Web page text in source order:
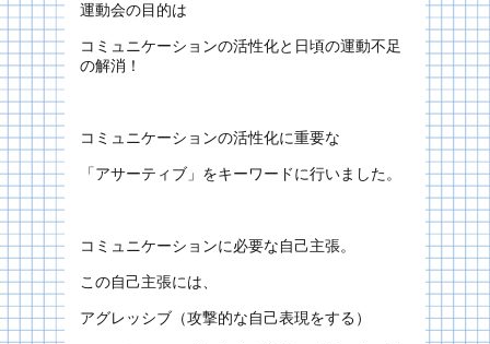
運動会の目的は
コミュニケーションの活性化と日頃の運動不足
の解消！
コミュニケーションの活性化に重要な
「アサーティブ」をキーワードに行いました。
コミュニケーションに必要な自己主張。
この自己主張には、
アグレッシブ（攻撃的な自己表現をする）